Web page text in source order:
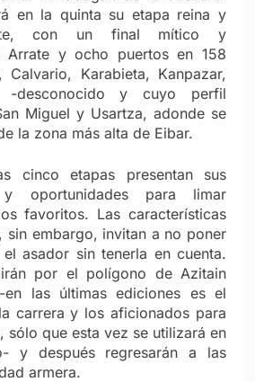
en la quinta su etapa reina y
con un final mítico y
Arrate y ocho puertos en 158
Calvario, Karabieta, Kanpazar,
-desconocido y cuyo perfil
Miguel y Usartza, adonde se
la zona más alta de Eibar.
cinco etapas presentan sus
y oportunidades para limar
favoritos. Las características
sin embargo, invitan a no poner
asador sin tenerla en cuenta.
por el polígono de Azitain
las últimas ediciones es el
carrera y los aficionados para
sólo que esta vez se utilizará en
y después regresarán a las
armera.